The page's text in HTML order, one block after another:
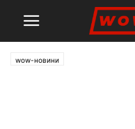
wow-новини